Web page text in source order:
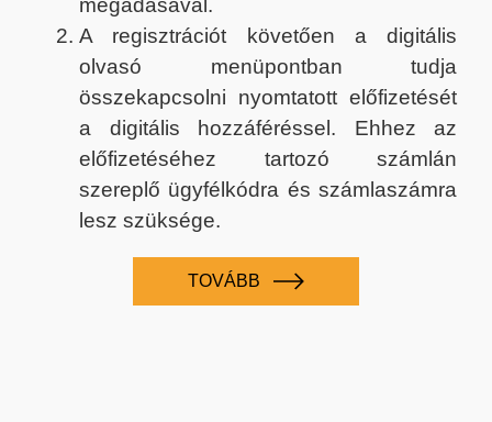
megadásával.
A regisztrációt követően a digitális
olvasó menüpontban tudja
összekapcsolni nyomtatott előfizetését
a digitális hozzáféréssel. Ehhez az
előfizetéséhez tartozó számlán
szereplő ügyfélkódra és számlaszámra
lesz szüksége.
TOVÁBB